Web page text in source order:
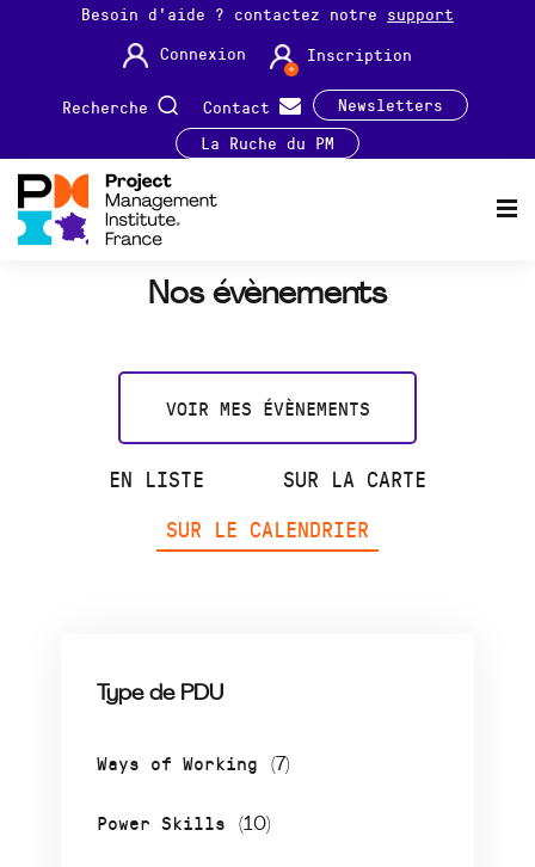
Besoin d'aide ? contactez notre support
Connexion
Inscription
Recherche Contact
Newsletters
La Ruche du PM
Nos évènements
VOIR MES ÉVÈNEMENTS
EN LISTE
SUR LA CARTE
SUR LE CALENDRIER
Type de PDU
Ways of Working (7)
Power Skills (10)